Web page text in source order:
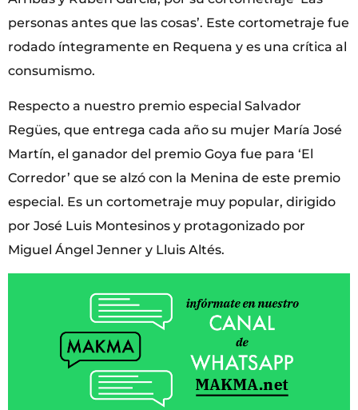
personas antes que las cosas’. Este cortometraje fue
rodado íntegramente en Requena y es una crítica al
consumismo.
Respecto a nuestro premio especial Salvador
Regües, que entrega cada año su mujer María José
Martín, el ganador del premio Goya fue para ‘El
Corredor’ que se alzó con la Menina de este premio
especial. Es un cortometraje muy popular, dirigido
por José Luis Montesinos y protagonizado por
Miguel Ángel Jenner y Lluis Altés.